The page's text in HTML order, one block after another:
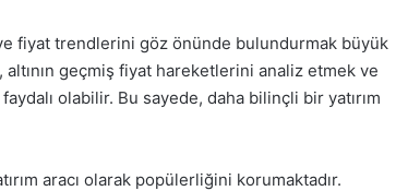
ve fiyat trendlerini göz önünde bulundurmak büyük
geçmiş fiyat hareketlerini analiz etmek ve
olabilir. Bu sayede, daha bilinçli bir yatırım
aracı olarak popülerliğini korumaktadır.